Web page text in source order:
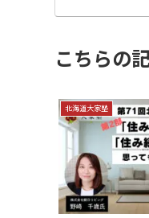
こちらの
北海道大家塾